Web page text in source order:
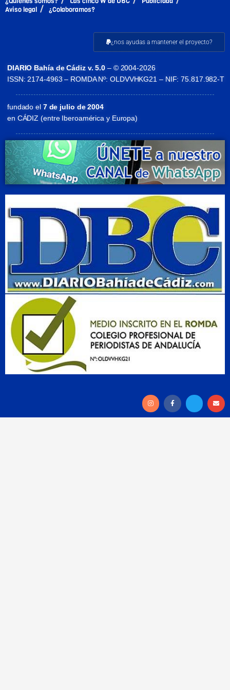
Aviso legal
¿Colaboramos?
¿nos ayudas a mantener el proyecto?
DIARIO Bahía de Cádiz v. 5.0 – © 2004-2026
ISSN: 2174-4963 – ROMDA Nº: OLDVVHKG21 – NIF: 75.817.982-T
fundado el7 de julio de 2004
en CÁDIZ (entre Iberoamérica y Europa)